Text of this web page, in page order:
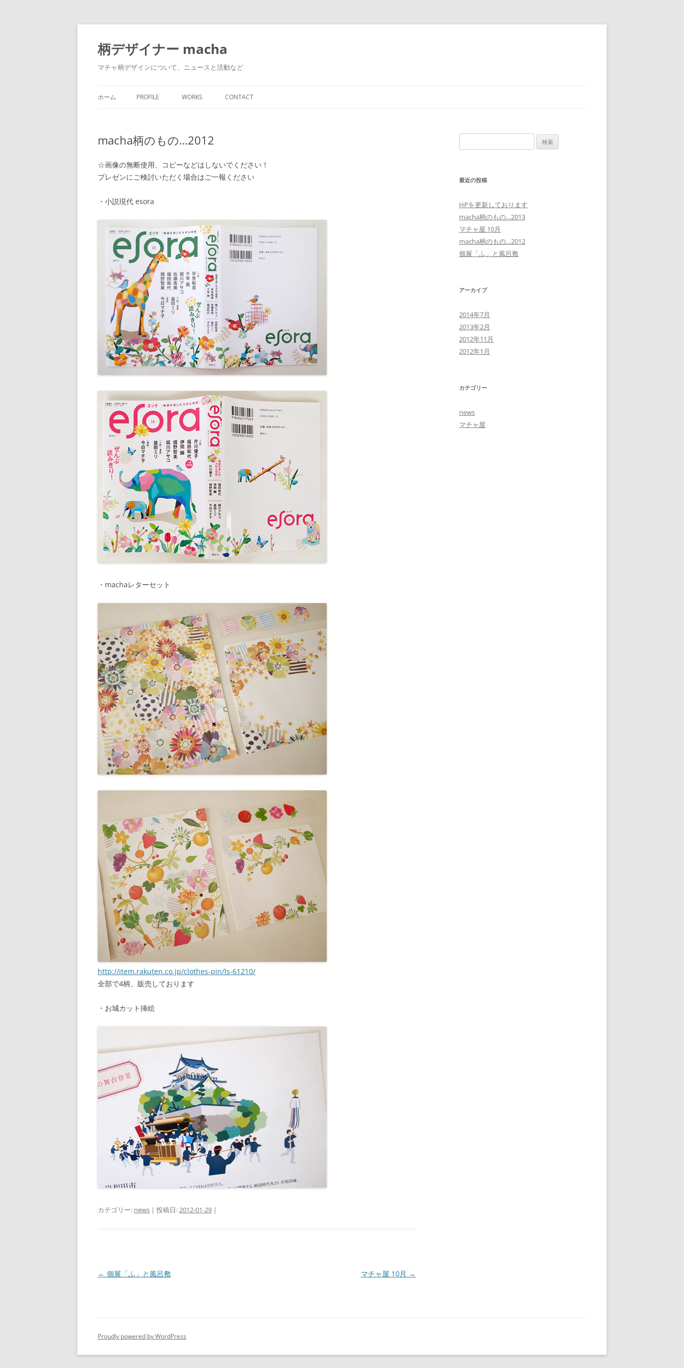
柄デザイナー macha
マチャ柄デザインについて、ニュースと活動など
ホーム PROFILE WORKS CONTACT
macha柄のもの…2012
☆画像の無断使用、コピーなどはしないでください！
プレゼンにご検討いただく場合はご一報ください
・小説現代 esora
・machaレターセット
http://item.rakuten.co.jp/clothes-pin/ls-61210/
全部で4柄、販売しております
・お城カット挿絵
カテゴリー: news | 投稿日:2012-01-29 |
投
← 個展「ふ」と風呂敷 マチャ屋 10月 →
索:
最近の投稿
HPを更新しております
macha柄のもの…2013
マチャ屋 10月
macha柄のもの…2012
個展「ふ」と風呂敷
アーカイブ
2014年7月
2013年2月
2012年11月
2012年1月
カテゴリー
news
マチャ屋
Proudly powered by WordPress